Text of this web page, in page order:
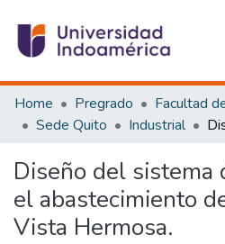
Communities & Collections
All of DSpace
Estadísticas Externas
Home Pregrado
Sede Quito
Industrial
Diseño del sistema
el abastecimiento
Vista Hermosa.